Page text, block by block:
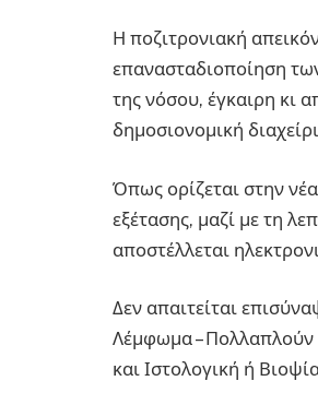
Η ποζιτρονιακή
επανασταδιοποίηση
της νόσου, έγκαιρη κι
δημοσιονομική
Όπως ορίζεται στην
εξέτασης, μαζί με τη
αποστέλλεται
Δεν απαιτείται
Λέμφωμα – Πολλαπλούν
και Ιστολογική ή